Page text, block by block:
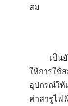
สม
เป็น
ให้การใช้
อุปกรณ์ให้
ค่าสกรูไฟ